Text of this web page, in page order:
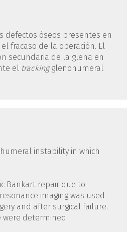
óseos presentes en
fracaso de la operación. El
secundaria de la glena en
el trackingglenohumeral
instability in which
Bankart repair due to
imaging was used
and after surgical failure.
were determined.